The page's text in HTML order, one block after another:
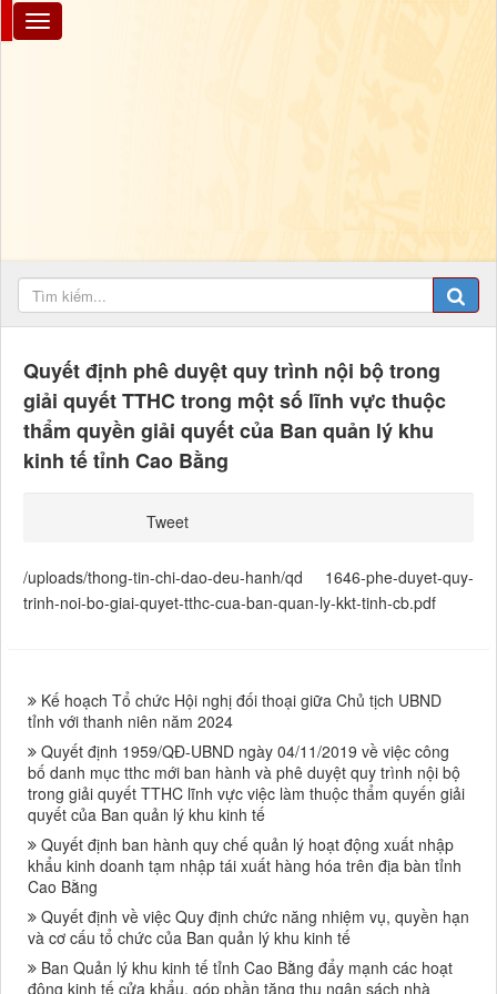
Quyết định phê duyệt quy trình nội bộ trong
giải quyết TTHC trong một số lĩnh vực thuộc
thẩm quyền giải quyết của Ban quản lý khu
kinh tế tỉnh Cao Bằng
Tweet
/uploads/thong-tin-chi-dao-deu-hanh/qd 1646-phe-duyet-quy-
trinh-noi-bo-giai-quyet-tthc-cua-ban-quan-ly-kkt-tinh-cb.pdf
Kế hoạch Tổ chức Hội nghị đối thoại giữa Chủ tịch UBND
tỉnh với thanh niên năm 2024
Quyết định 1959/QĐ-UBND ngày 04/11/2019 về việc công
bố danh mục tthc mới ban hành và phê duyệt quy trình nội bộ
trong giải quyết TTHC lĩnh vực việc làm thuộc thẩm quyến giải
quyết của Ban quản lý khu kinh tế
Quyết định ban hành quy chế quản lý hoạt động xuất nhập
khẩu kinh doanh tạm nhập tái xuất hàng hóa trên địa bàn tỉnh
Cao Bằng
Quyết định về việc Quy định chức năng nhiệm vụ, quyền hạn
và cơ cấu tổ chức của Ban quản lý khu kinh tế
Ban Quản lý khu kinh tế tỉnh Cao Bằng đẩy mạnh các hoạt
động kinh tế cửa khẩu, góp phần tăng thu ngân sách nhà